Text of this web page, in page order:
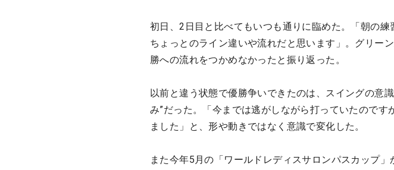
初日、2日目と比べてもいつも通りに臨めた。「朝の
ちょっとのライン違いや流れだと思います」。グリー
勝への流れをつかめなかったと振り返った。
以前と違う状態で優勝争いできたのは、スイングの意
み”だった。「今までは逃がしながら打っていたので
ました」と、形や動きではなく意識で変化した。
また今年5月の「ワールドレディスサロンパスカップ」